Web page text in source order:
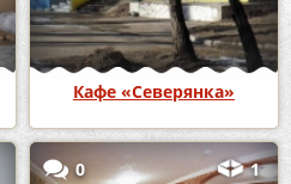
Кафе «Северянка»
0 1